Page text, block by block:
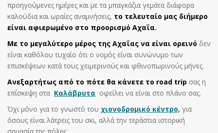
προηγούμενες ημέρες και με τα μπαγκάζια γεμάτα διάφορα
καλούδια και ωραίες αναμνήσεις, το τελευταίο μας διήμερο
είναι αφιερωμένο στο προορισμό Αχαΐα.
Με το μεγαλύτερο μέρος της Αχαΐας να είναι ορεινό δεν
είναι καθόλου τυχαίο ότι ο νομός είναι συνώνυμο των
επισκέψεων κατά τους χειμερινούς και φθινοπωρινούς μήνες.
Ανεξαρτήτως από το πότε θα κάνετε το road trip σας η
επίσκεψη στα Καλάβρυτα οφείλει να είναι στο πλάνο σας.
Όχι μόνο για το γνωστό του χιονοδρομικό κέντρο, για
όσους είναι λάτρεις του σκι, αλλά την τεράστια ιστορική